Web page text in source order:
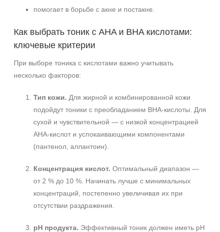
Время применения
Вечер
помогает в борьбе с акне и постакне.
Как выбрать тоник с AHA и BHA кислотами:
ключевые критерии
При выборе тоника с кислотами важно учитывать
несколько факторов:
Тип кожи. Для жирной и комбинированной кожи
подойдут тоники с преобладанием BHA-кислоты. Для
сухой и чувствительной — с низкой концентрацией
AHA-кислот и успокаивающими компонентами
(пантенол, аллантоин).
Концентрация кислот. Оптимальный диапазон —
от 2 % до 10 %. Начинать лучше с минимальных
концентраций, постепенно увеличивая их при
отсутствии раздражения.
pH продукта. Эффективный тоник должен иметь pH